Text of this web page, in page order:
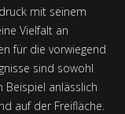
mit seinem
Vielfalt an
für die vorwiegend
sind sowohl
anlässlich
auf der Freifläche.